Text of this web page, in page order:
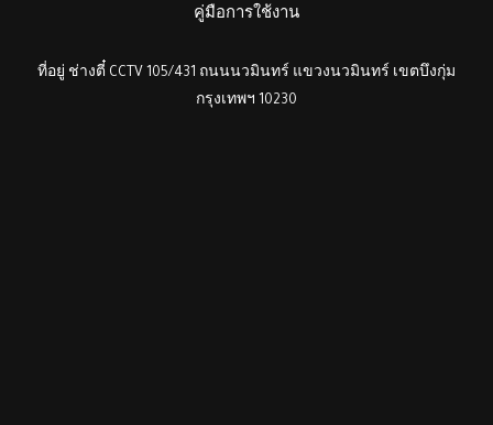
คู่มือการใช้งาน
ที่อยู่ ช่างตี๋ CCTV 105/431 ถนนนวมินทร์ แขวงนวมินทร์ เขตบึงกุ่ม
กรุงเทพฯ 10230